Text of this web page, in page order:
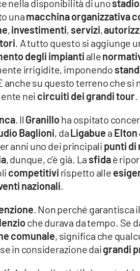
nella disponibilità di unostadio
unamacchina organizzativa
,investimenti, servizi,
. A tutto questo si aggiunge
degli impianti alle
irrigidite, imponendo
anche su questo terreno che si
nei circuiti dei grandi tour.
. Il Granilloha ospitato
Baglioni, daLigabue a Elton
anni uno dei principali punti
, dunque, c'è già. La sfidaè
competitivi rispetto alle
nazionali.
. Non perché garantisca
che durava da tempo. Se
comunale, significa che
in considerazione daigrandi